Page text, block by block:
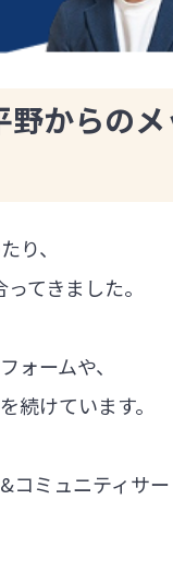
からの
り、
てきました。
ームや、
続けています。
コミュニティサ